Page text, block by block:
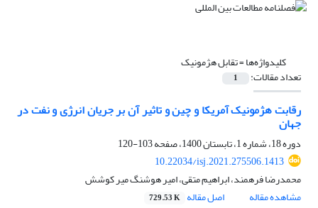
کلیدواژه‌ها =تقابل هژمونیک
تعداد مقالات: 1
رقابت هژمونیک آمریکا و چین و تاثیر آن بر جریان انرژی و نفت در
جهان
دوره 18، شماره 1، تابستان 1400، صفحه
103-120
10.22034/isj.2021.275506.1413
محمدرضا فرهمند، ابراهیم متقی، امیر هوشنگ میر کوشش
مشاهده مقاله
اصل مقاله 729.53 K